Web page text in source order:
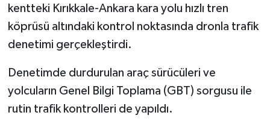
kentteki Kırıkkale-Ankara kara yolu hızlı tren
köprüsü altındaki kontrol noktasında dronla trafik
denetimi gerçekleştirdi.
Denetimde durdurulan araç sürücüleri ve
yolcuların Genel Bilgi Toplama (GBT) sorgusu ile
rutin trafik kontrolleri de yapıldı.